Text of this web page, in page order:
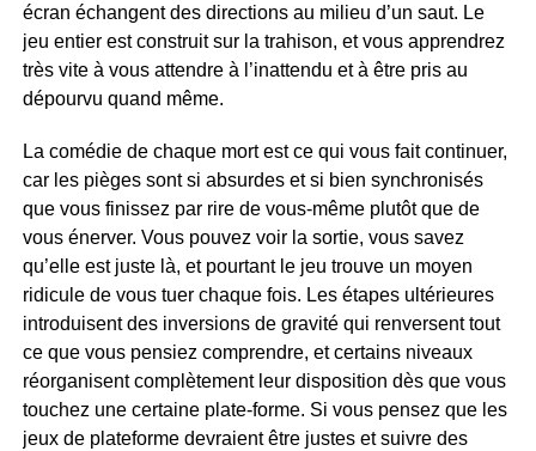
écran échangent des directions au milieu d’un saut. Le
jeu entier est construit sur la trahison, et vous apprendrez
très vite à vous attendre à l’inattendu et à être pris au
dépourvu quand même.
La comédie de chaque mort est ce qui vous fait continuer,
car les pièges sont si absurdes et si bien synchronisés
que vous finissez par rire de vous-même plutôt que de
vous énerver. Vous pouvez voir la sortie, vous savez
qu’elle est juste là, et pourtant le jeu trouve un moyen
ridicule de vous tuer chaque fois. Les étapes ultérieures
introduisent des inversions de gravité qui renversent tout
ce que vous pensiez comprendre, et certains niveaux
réorganisent complètement leur disposition dès que vous
touchez une certaine plate-forme. Si vous pensez que les
jeux de plateforme devraient être justes et suivre des